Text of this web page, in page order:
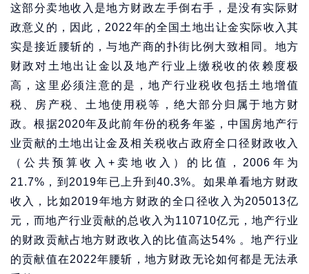
这部分卖地收入是地方财政左手倒右手，是没有实际财
政意义的，因此，2022年的全国土地出让金实际收入其
实是接近腰斩的，与地产商的扑街比例大致相同。地方
财政对土地出让金以及地产行业上缴税收的依赖度极
高，这里必须注意的是，地产行业税收包括土地增值
税、房产税、土地使用税等，绝大部分归属于地方财
政。根据2020年及此前年份的税务年鉴，中国房地产行
业贡献的土地出让金及相关税收占政府全口径财政收入
（公共预算收入+卖地收入）的比值，2006年为
21.7%，到2019年已上升到40.3%。如果单看地方财政
收入，比如2019年地方财政的全口径收入为205013亿
元，而地产行业贡献的总收入为110710亿元，地产行业
的财政贡献占地方财政收入的比值高达54% 。地产行业
的贡献值在2022年腰斩，地方财政无论如何都是无法承